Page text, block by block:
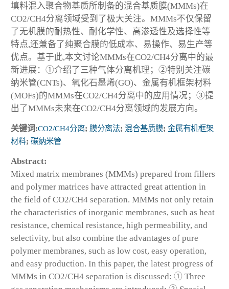
填料混入聚合物基质所制备的混合基质膜(MMMs)在
CO2/CH4分离领域受到了极大关注。MMMs不仅保留
了无机膜的耐热性、耐化学性、高渗透性及选择性等
特点,还兼备了纯聚合膜的低成本、易操作、易生产等
优点。基于此,本文讨论MMMs在CO2/CH4分离中的最
新进展：①介绍了三种气体分离机理；②特别关注碳
纳米管(CNTs)、氧化石墨烯(GO)、金属有机框架材料
(MOFs)的MMMs在CO2/CH4分离中的应用情况；③提
出了MMMs未来在CO2/CH4分离领域的发展方向。
关键词:CO2/CH4分离; 膜分离法; 混合基质膜; 金属有机框架
材料; 碳纳米管
Abstract:
Mixed matrix membranes (MMMs) prepared from fillers
and polymer matrices have attracted great attention in
the field of CO2/CH4 separation. MMMs not only retain
the characteristics of inorganic membranes, such as heat
resistance, chemical resistance, high permeability, and
selectivity, but also combine the advantages of pure
polymer membranes, such as low cost, easy operation,
and easy production. In this paper, the latest progress of
MMMs in CO2/CH4 separation is discussed: ① Three